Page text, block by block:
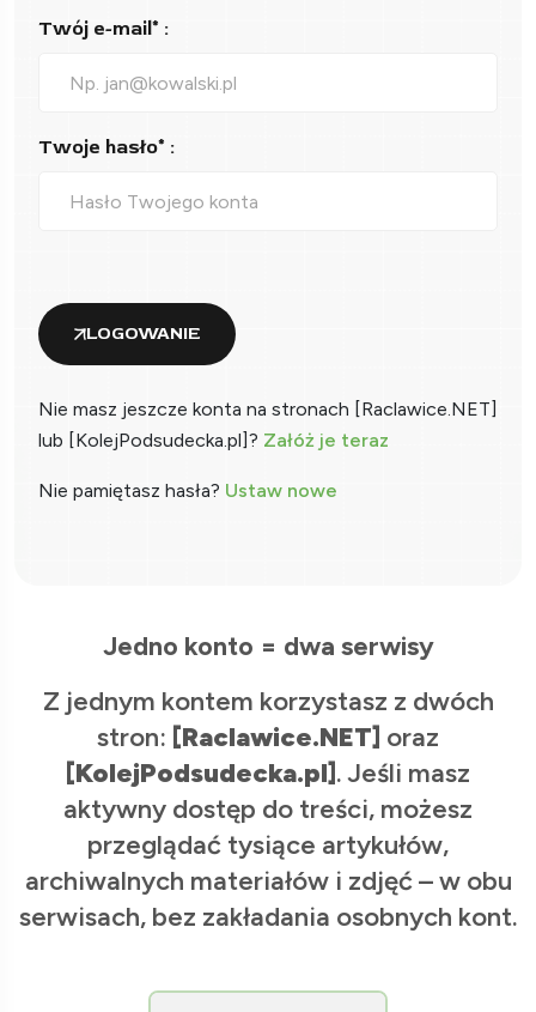
Twój e-mail* :
Twoje hasło* :
LOGOWANIE
Nie masz jeszcze konta na stronach [Raclawice.NET]
lub [KolejPodsudecka.pl]? Załóż je teraz
Nie pamiętasz hasła? Ustaw nowe
Jedno konto = dwa serwisy
Z jednym kontem korzystasz z dwóch
stron: [Raclawice.NET] oraz
[KolejPodsudecka.pl]. Jeśli masz
aktywny dostęp do treści, możesz
przeglądać tysiące artykułów,
archiwalnych materiałów i zdjęć – w obu
serwisach, bez zakładania osobnych kont.